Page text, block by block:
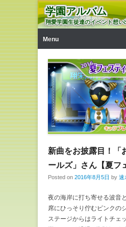
学園アルバム
翔愛学園生徒達のイベント想い
Menu
新曲をお披露目！「
ールズ」さん【夏フ
Posted on 2016年8月5日 by 速
夜の海岸に打ち寄せる波音
席にひっそり佇むピンクの
ステージからはライトチェ